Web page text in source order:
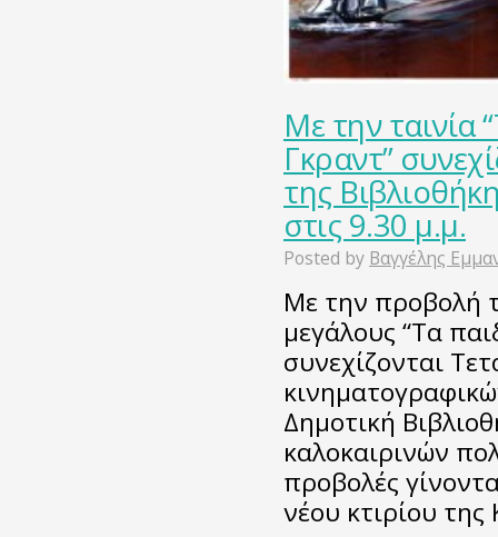
Με την ταινία
Γκραντ”
της
στις 9.30 μ.μ.
Posted by Βαγγέλης
Με την προβολή
μεγάλους “Τα
συνεχίζονται
Δημοτική
καλοκαιρινών
προβολές
νέου κτιρίου